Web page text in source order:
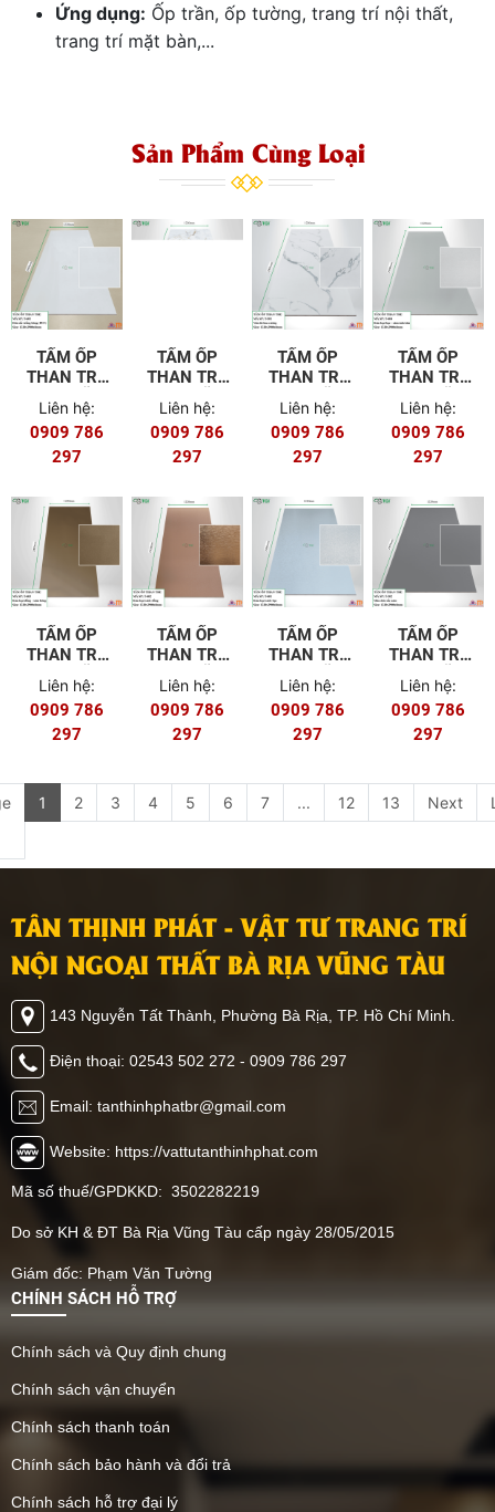
Ứng dụng: Ốp trần, ốp tường, trang trí nội thất,
trang trí mặt bàn,...
Sản Phẩm Cùng Loại
TẤM ỐP
THAN TRE
8MM MÃ T-
601 (FILM
PET)
Liên hệ:
0909 786
297
TẤM ỐP
THAN TRE
8MM MÃ T-
502
Liên hệ:
0909 786
297
TẤM ỐP
THAN TRE
8MM MÃ T-
501
Liên hệ:
0909 786
297
TẤM ỐP
THAN TRE
8MM MÃ T-
404
Liên hệ:
0909 786
297
TẤM ỐP
THAN TRE
8MM MÃ T-
403
Liên hệ:
0909 786
297
TẤM ỐP
THAN TRE
8MM MÃ T-
402
Liên hệ:
0909 786
297
TẤM ỐP
THAN TRE
8MM MÃ T-
401
Liên hệ:
0909 786
297
TẤM ỐP
THAN TRE
8MM MÃ T-
302
Liên hệ:
0909 786
297
1 2 3 4 5 6 7 ... 12 13 Next
TÂN THỊNH PHÁT - VẬT TƯ TRANG TRÍ
NỘI NGOẠI THẤT BÀ RỊA VŨNG TÀU
143 Nguyễn Tất Thành, Phường Bà Rịa, TP. Hồ Chí Minh.
Điện thoại: 02543 502 272 - 0909 786 297
Email: tanthinhphatbr@gmail.com
Website: https://vattutanthinhphat.com
Mã số thuế/GPDKKD: 3502282219
Do sở KH & ĐT Bà Rịa Vũng Tàu cấp ngày 28/05/2015
Giám đốc: Phạm Văn Tường
CHÍNH SÁCH HỖ TRỢ
Chính sách và Quy định chung
Chính sách vận chuyển
Chính sách thanh toán
Chính sách bảo hành và đổi trả
Chính sách hỗ trợ đại lý